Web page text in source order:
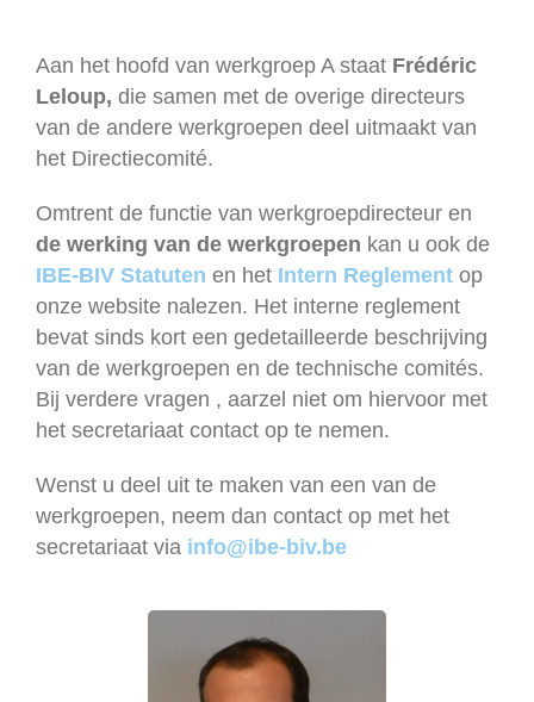
Aan het hoofd van werkgroep A staat Frédéric
Leloup, die samen met de overige directeurs
van de andere werkgroepen deel uitmaakt van
het Directiecomité.
Omtrent de functie van werkgroepdirecteur en
de werking van de werkgroepen kan u ook de
IBE-BIV Statuten en het Intern Reglement op
onze website nalezen. Het interne reglement
bevat sinds kort een gedetailleerde beschrijving
van de werkgroepen en de technische comités.
Bij verdere vragen , aarzel niet om hiervoor met
het secretariaat contact op te nemen.
Wenst u deel uit te maken van een van de
werkgroepen, neem dan contact op met het
secretariaat via info@ibe-biv.be